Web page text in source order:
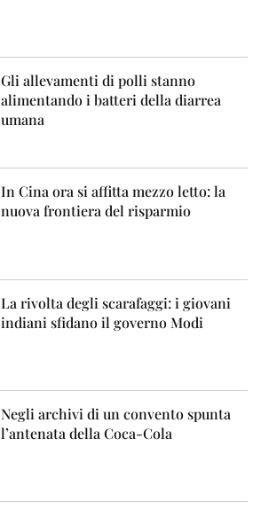
Gli allevamenti di polli stanno
alimentando i batteri della diarrea
umana
In Cina ora si affitta mezzo letto: la
nuova frontiera del risparmio
La rivolta degli scarafaggi: i giovani
indiani sfidano il governo Modi
Negli archivi di un convento spunta
l’antenata della Coca-Cola